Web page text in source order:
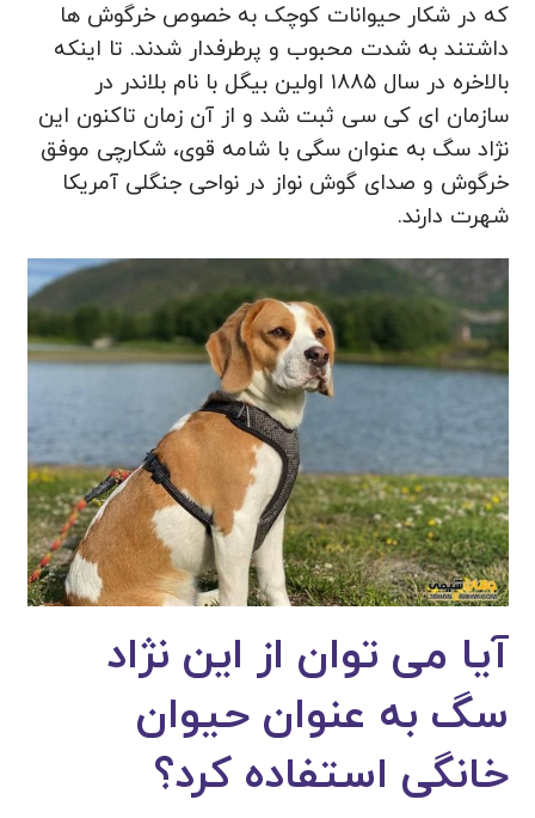
که در شکار حیوانات کوچک به خصوص خرگوش‌ ها
داشتند به شدت محبوب و پرطرفدار شدند. تا اینکه
بالاخره در سال ۱۸۸۵ اولین بیگل با نام بلاندر در
سازمان ای کی سی ثبت شد و از آن زمان تاکنون این
نژاد سگ به عنوان سگی با شامه قوی، شکارچی موفق
خرگوش و صدای گوش نواز در نواحی جنگلی آمریکا
شهرت دارند.
آیا می توان از این نژاد
سگ به عنوان حیوان
خانگی استفاده کرد؟